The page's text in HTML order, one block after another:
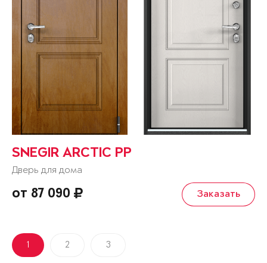
SNEGIR ARCTIC PP
Дверь для дома
от 87 090 Заказать
1 2 3